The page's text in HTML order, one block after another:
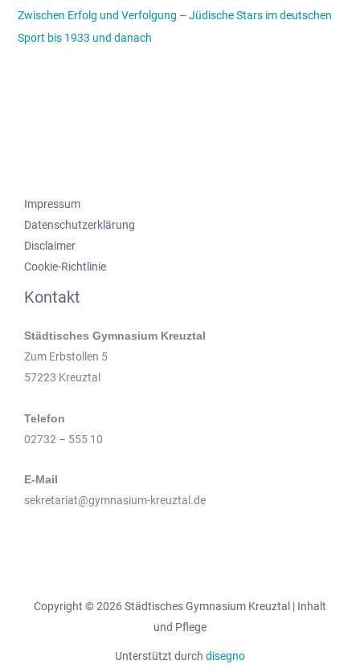
Zwischen Erfolg und Verfolgung – Jüdische Stars im deutschen
Sport bis 1933 und danach
Impressum
Datenschutzerklärung
Disclaimer
Cookie-Richtlinie
Kontakt
Städtisches Gymnasium Kreuztal
Zum Erbstollen 5
57223 Kreuztal
Telefon
02732 – 555 10
E-Mail
sekretariat@gymnasium-kreuztal.de
Copyright © 2026 Städtisches Gymnasium Kreuztal | Inhalt
und Pflege
Unterstützt durch disegno